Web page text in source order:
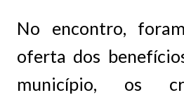
No encontro,
oferta dos
município, os